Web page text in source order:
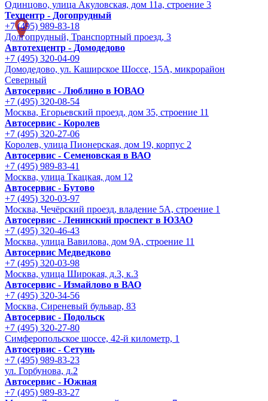
Одинцово, улица Акуловская, дом 11а, строение 3
Техцентр - Догопрудный
+7 (495) 989-83-18
Долгопрудный, Транспортный проезд, 3
Автотехцентр - Домодедово
+7 (495) 320-04-09
Домодедово, ул. Каширское Шоссе, 15А, микрорайон
Северный
Автосервис - Люблино в ЮВАО
+7 (495) 320-08-54
Москва, Егорьевский проезд, дом 35, строение 11
Автосервис - Королев
+7 (495) 320-27-06
Королев, улица Пионерская, дом 19, корпус 2
Автосервис - Семеновская в ВАО
+7 (495) 989-83-41
Москва, улица Ткацкая, дом 12
Автосервис - Бутово
+7 (495) 320-03-97
Москва, Чечёрский проезд, владение 5А, строение 1
Автосервис - Ленинский проспект в ЮЗАО
+7 (495) 320-46-43
Москва, улица Вавилова, дом 9A, строение 11
Автосервис Медведково
+7 (495) 320-03-98
Москва, улица Широкая, д.3, к.3
Автосервис - Измайлово в ВАО
+7 (495) 320-34-56
Москва, Сиреневый бульвар, 83
Автосервис - Подольск
+7 (495) 320-27-80
Симферопольское шоссе, 42-й километр, 1
Автосервис - Сетунь
+7 (495) 989-83-23
ул. Горбунова, д.2
Автосервис - Южная
+7 (495) 989-83-27